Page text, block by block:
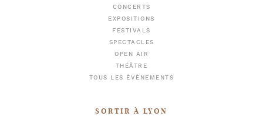
CONCERTS
EXPOSITIONS
FESTIVALS
SPECTACLES
OPEN AIR
THÉÂTRE
TOUS LES ÉVÈNEMENTS
SORTIR À LYON